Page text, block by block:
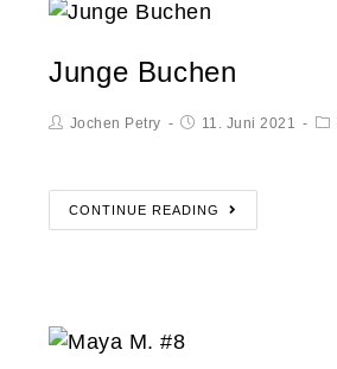
Junge Buchen
Jochen Petry 11. Juni 2021
CONTINUE READING